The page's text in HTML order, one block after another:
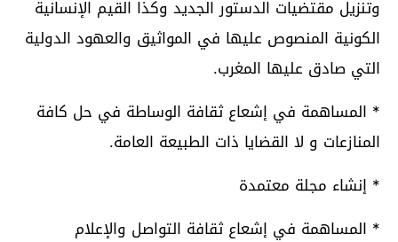
وتنزيل مقتضيات الدستور الجديد وكذا القيم الإنسانية
الكونية المنصوص عليها في المواثيق والعهود الدولية
التي صادق عليها المغرب.
* المساهمة في إشعاع ثقافة الوساطة في حل كافة
المنازعات و لا القضايا ذات الطبيعة العامة.
* إنشاء مجلة معتمدة
* المساهمة في إشعاع ثقافة التواصل والإعلام